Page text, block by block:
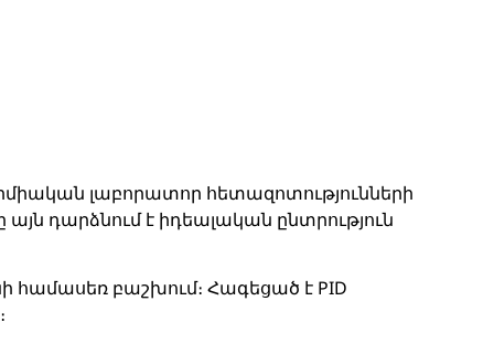
լաբորատոր հետազոտությունների
դարձնում է իդեալական ընտրություն
համասեռ բաշխում։ Հագեցած է PID